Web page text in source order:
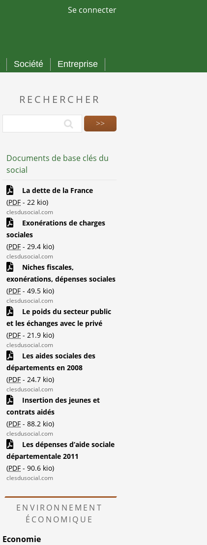
Se connecter
Société
Entreprise
RECHERCHER
Documents de base clés du
social
La dette de la France
(PDF - 22 kio)
clesdusocial.com
Exonérations de charges
sociales
(PDF - 29.4 kio)
clesdusocial.com
Niches fiscales,
exonérations, dépenses sociales
(PDF -49.5 kio)
clesdusocial.com
Le poids du secteur public
et les échanges avec le privé
(PDF - 21.9 kio)
clesdusocial.com
Les aides sociales des
départements en 2008
(PDF - 24.7 kio)
clesdusocial.com
Insertion des jeunes et
contrats aidés
(PDF -88.2 kio)
clesdusocial.com
Les dépenses d’aide sociale
départementale 2011
(PDF -90.6 kio)
clesdusocial.com
ENVIRONNEMENT
ÉCONOMIQUE
Economie